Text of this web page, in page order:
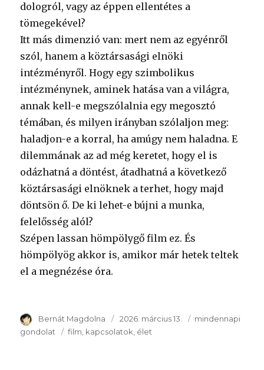
dologról, vagy az éppen ellentétes a
tömegekével?
Itt más dimenzió van: mert nem az egyénről
szól, hanem a köztársasági elnöki
intézményről. Hogy egy szimbolikus
intézménynek, aminek hatása van a világra,
annak kell-e megszólalnia egy megosztó
témában, és milyen irányban szólaljon meg:
haladjon-e a korral, ha amúgy nem haladna. E
dilemmának az ad még keretet, hogy el is
odázhatná a döntést, átadhatná a következő
köztársasági elnöknek a terhet, hogy majd
döntsön ő. De ki lehet-e bújni a munka,
felelősség alól?
Szépen lassan hömpölygő film ez. És
hömpölyög akkor is, amikor már hetek teltek
el a megnézése óra.
Szerző
Bernát Magdolna Publikálva
2026. március 13. Témakör
mindennapi
gondolat
Kulcsszavak
film kapcsolatok élet